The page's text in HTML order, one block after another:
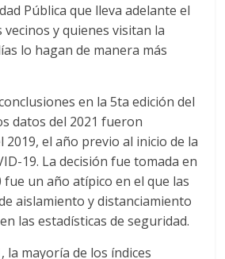
Pública que lleva adelante el
vecinos y quienes visitan la
lo hagan de manera más
en la 5ta edición del
datos del 2021 fueron
2019, el año previo al inicio de la
19. La decisión fue tomada en
fue un año atípico en el que las
aislamiento y distanciamiento
las estadísticas de seguridad.
la mayoría de los índices